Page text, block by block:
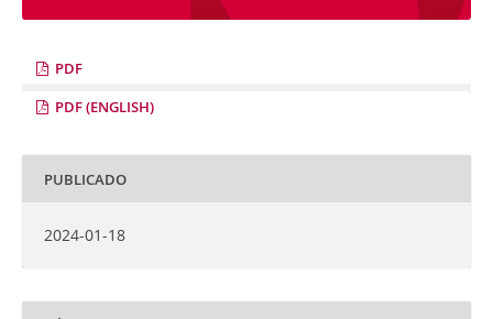
PDF
PDF (ENGLISH)
PUBLICADO
2024-01-18